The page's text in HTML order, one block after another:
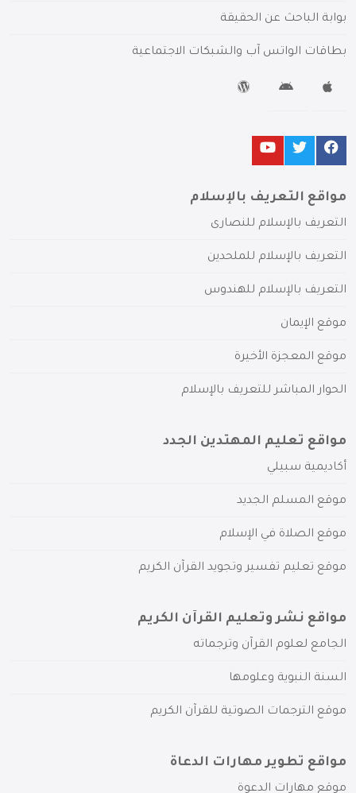
بوابة الباحث عن الحقيقة
بطاقات الواتس آب والشبكات الاجتماعية
مواقع التعريف بالإسلام
التعريف بالإسلام للنصارى
التعريف بالإسلام للملحدين
التعريف بالإسلام للهندوس
موقع الإيمان
موقع المعجزة الأخيرة
الحوار المباشر للتعريف بالإسلام
مواقع تعليم المهتدين الجدد
أكاديمية سبيلي
موقع المسلم الجديد
موقع الصلاة في الإسلام
موقع تعليم تفسير وتجويد القرآن الكريم
مواقع نشر وتعليم القرآن الكريم
الجامع لعلوم القرآن وترجماته
السنة النبوية وعلومها
موقع الترجمات الصوتية للقرآن الكريم
مواقع تطوير مهارات الدعاة
موقع مهارات الدعوة